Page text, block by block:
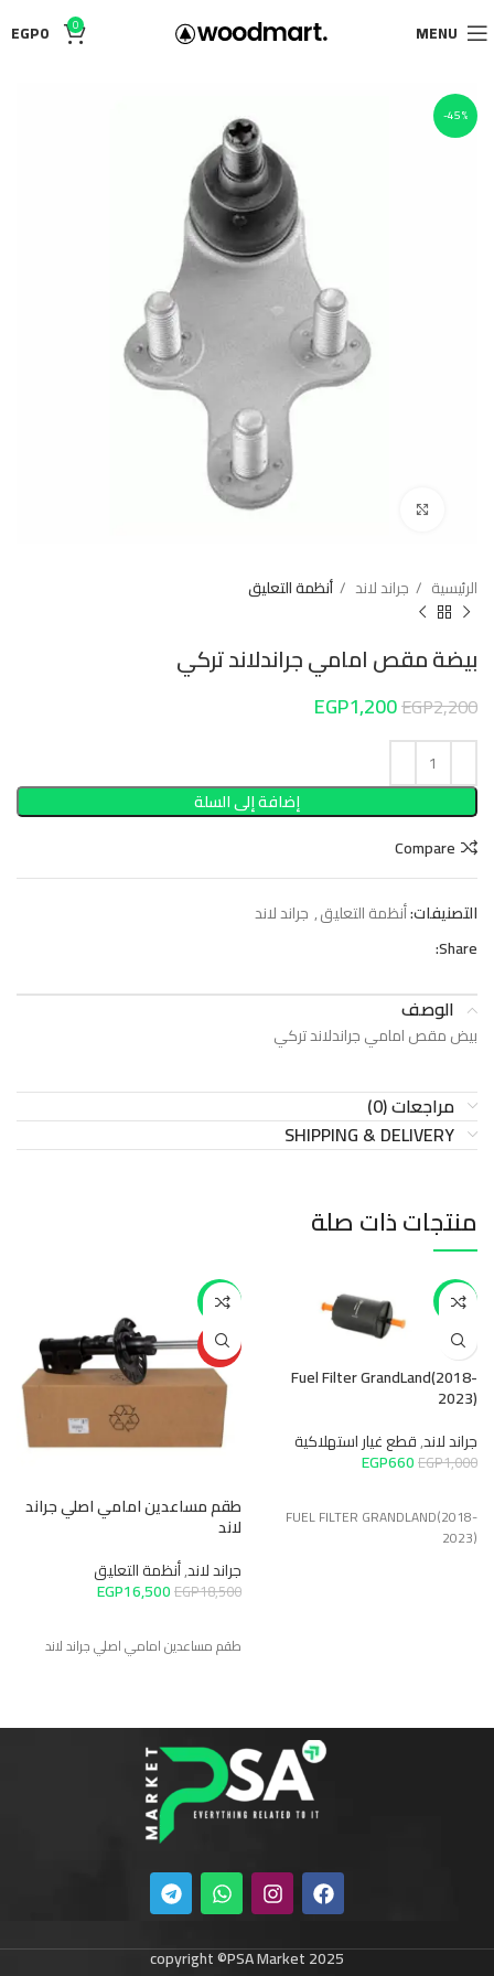
MENU
0
EGP0
-45%
الرئيسية جراند لاند أنظمة التعليق
بيضة مقص امامي جراندلاند تركي
EGP2,200
EGP1,200
إضافة إلى السلة
Compare
التصنيفات:أنظمة التعليق, جراند لاند
Share:
الوصف
بيض مقص امامي جراندلاند تركي
مراجعات (0)
SHIPPING & DELIVERY
منتجات ذات صلة
-34%
Fuel Filter GrandLand(2018-
2023)
جراند لاند,قطع غيار استهلاكية
EGP1,000
EGP660
FUEL FILTER GRANDLAND(2018-
2023)
-11%
HOT
طقم مساعدين امامي اصلي جراند
لاند
جراند لاند,أنظمة التعليق
EGP18,500
EGP16,500
طقم مساعدين امامي اصلي جراند لاند
copyright ©PSA Market 2025